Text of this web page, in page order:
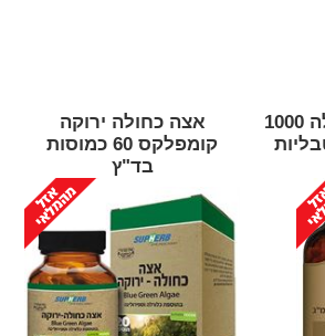
ויטמין C אסטרולה 1000
אצה כחולה ירוקה
קומפלקס 60 כמוסות
בד"ץ